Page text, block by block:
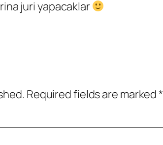
juri yapacaklar
Required fields are marked*